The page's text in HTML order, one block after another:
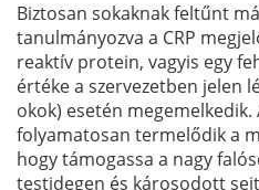
Biztosan sokaknak feltűnt
tanulmányozva a CRP
reaktív protein, vagyis egy
értéke a szervezetben jelen
okok) esetén megemelkedik.
folyamatosan termelődik a
hogy támogassa a nagy
testidegen és károsodott